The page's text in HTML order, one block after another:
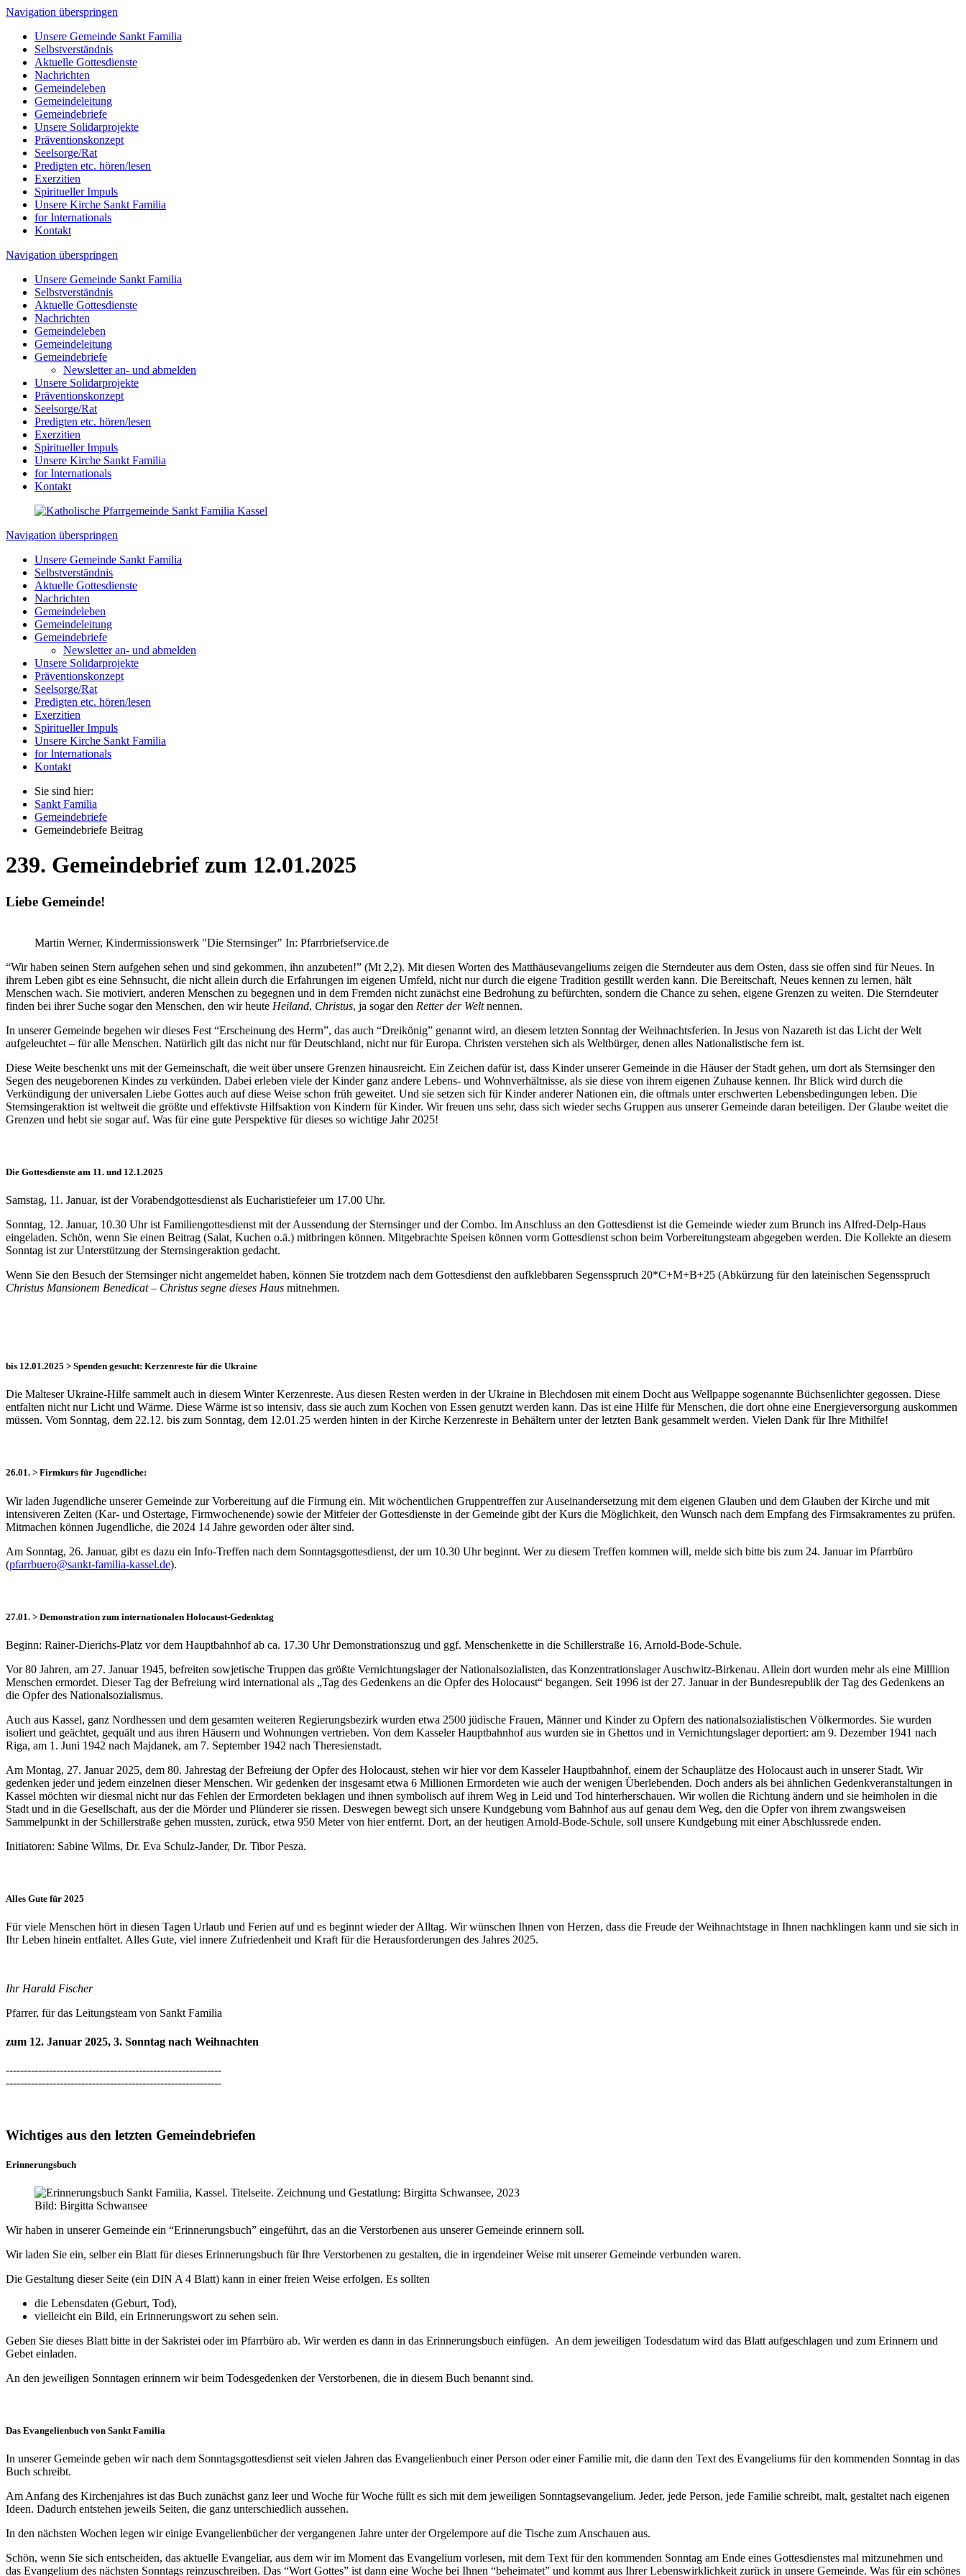
Navigation überspringen
Unsere Gemeinde Sankt Familia
Selbstverständnis
Aktuelle Gottesdienste
Nachrichten
Gemeindeleben
Gemeindeleitung
Gemeindebriefe
Unsere Solidarprojekte
Präventionskonzept
Seelsorge/Rat
Predigten etc. hören/lesen
Exerzitien
Spiritueller Impuls
Unsere Kirche Sankt Familia
for Internationals
Kontakt
Navigation überspringen
Unsere Gemeinde Sankt Familia
Selbstverständnis
Aktuelle Gottesdienste
Nachrichten
Gemeindeleben
Gemeindeleitung
Gemeindebriefe
Newsletter an- und abmelden
Unsere Solidarprojekte
Präventionskonzept
Seelsorge/Rat
Predigten etc. hören/lesen
Exerzitien
Spiritueller Impuls
Unsere Kirche Sankt Familia
for Internationals
Kontakt
Navigation überspringen
Unsere Gemeinde Sankt Familia
Selbstverständnis
Aktuelle Gottesdienste
Nachrichten
Gemeindeleben
Gemeindeleitung
Gemeindebriefe
Newsletter an- und abmelden
Unsere Solidarprojekte
Präventionskonzept
Seelsorge/Rat
Predigten etc. hören/lesen
Exerzitien
Spiritueller Impuls
Unsere Kirche Sankt Familia
for Internationals
Kontakt
Sie sind hier:
Sankt Familia
Gemeindebriefe
Gemeindebriefe Beitrag
239. Gemeindebrief zum 12.01.2025
Liebe Gemeinde!
Martin Werner, Kindermissionswerk "Die Sternsinger" In: Pfarrbriefservice.de
“Wir haben seinen Stern aufgehen sehen und sind gekommen, ihn anzubeten!” (Mt 2,2). Mit diesen Worten des Matthäusevangeliums zeigen die Sterndeuter aus dem Osten, dass sie offen sind für Neues. In
ihrem Leben gibt es eine Sehnsucht, die nicht allein durch die Erfahrungen im eigenen Umfeld, nicht nur durch die eigene Tradition gestillt werden kann. Die Bereitschaft, Neues kennen zu lernen, hält
Menschen wach. Sie motiviert, anderen Menschen zu begegnen und in dem Fremden nicht zunächst eine Bedrohung zu befürchten, sondern die Chance zu sehen, eigene Grenzen zu weiten. Die Sterndeuter
finden bei ihrer Suche sogar den Menschen, den wir heute Heiland, Christus, ja sogar den Retter der Weltnennen.
In unserer Gemeinde begehen wir dieses Fest “Erscheinung des Herrn”, das auch “Dreikönig” genannt wird, an diesem letzten Sonntag der Weihnachtsferien. In Jesus von Nazareth ist das Licht der Welt
aufgeleuchtet – für alle Menschen. Natürlich gilt das nicht nur für Deutschland, nicht nur für Europa. Christen verstehen sich als Weltbürger, denen alles Nationalistische fern ist.
Diese Weite beschenkt uns mit der Gemeinschaft, die weit über unsere Grenzen hinausreicht. Ein Zeichen dafür ist, dass Kinder unserer Gemeinde in die Häuser der Stadt gehen, um dort als Sternsinger den
Segen des neugeborenen Kindes zu verkünden. Dabei erleben viele der Kinder ganz andere Lebens- und Wohnverhältnisse, als sie diese von ihrem eigenen Zuhause kennen. Ihr Blick wird durch die
Verkündigung der universalen Liebe Gottes auch auf diese Weise schon früh geweitet. Und sie setzen sich für Kinder anderer Nationen ein, die oftmals unter erschwerten Lebensbedingungen leben. Die
Sternsingeraktion ist weltweit die größte und effektivste Hilfsaktion von Kindern für Kinder. Wir freuen uns sehr, dass sich wieder sechs Gruppen aus unserer Gemeinde daran beteiligen. Der Glaube weitet die
Grenzen und hebt sie sogar auf. Was für eine gute Perspektive für dieses so wichtige Jahr 2025!
Die Gottesdienste am 11. und 12.1.2025
Samstag, 11. Januar, ist der Vorabendgottesdienst als Eucharistiefeier um 17.00 Uhr.
Sonntag, 12. Januar, 10.30 Uhr ist Familiengottesdienst mit der Aussendung der Sternsinger und der Combo. Im Anschluss an den Gottesdienst ist die Gemeinde wieder zum Brunch ins Alfred-Delp-Haus
eingeladen. Schön, wenn Sie einen Beitrag (Salat, Kuchen o.ä.) mitbringen können. Mitgebrachte Speisen können vorm Gottesdienst schon beim Vorbereitungsteam abgegeben werden. Die Kollekte an diesem
Sonntag ist zur Unterstützung der Sternsingeraktion gedacht.
Wenn Sie den Besuch der Sternsinger nicht angemeldet haben, können Sie trotzdem nach dem Gottesdienst den aufklebbaren Segensspruch 20*C+M+B+25 (Abkürzung für den lateinischen Segensspruch
Christus Mansionem Benedicat – Christus segne dieses Haus mitnehmen.
bis 12.01.2025 > Spenden gesucht: Kerzenreste für die Ukraine
Die Malteser Ukraine-Hilfe sammelt auch in diesem Winter Kerzenreste. Aus diesen Resten werden in der Ukraine in Blechdosen mit einem Docht aus Wellpappe sogenannte Büchsenlichter gegossen. Diese
entfalten nicht nur Licht und Wärme. Diese Wärme ist so intensiv, dass sie auch zum Kochen von Essen genutzt werden kann. Das ist eine Hilfe für Menschen, die dort ohne eine Energieversorgung auskommen
müssen. Vom Sonntag, dem 22.12. bis zum Sonntag, dem 12.01.25 werden hinten in der Kirche Kerzenreste in Behältern unter der letzten Bank gesammelt werden. Vielen Dank für Ihre Mithilfe!
26.01. > Firmkurs für Jugendliche:
Wir laden Jugendliche unserer Gemeinde zur Vorbereitung auf die Firmung ein. Mit wöchentlichen Gruppentreffen zur Auseinandersetzung mit dem eigenen Glauben und dem Glauben der Kirche und mit
intensiveren Zeiten (Kar- und Ostertage, Firmwochenende) sowie der Mitfeier der Gottesdienste in der Gemeinde gibt der Kurs die Möglichkeit, den Wunsch nach dem Empfang des Firmsakramentes zu prüfen.
Mitmachen können Jugendliche, die 2024 14 Jahre geworden oder älter sind.
Am Sonntag, 26. Januar, gibt es dazu ein Info-Treffen nach dem Sonntagsgottesdienst, der um 10.30 Uhr beginnt. Wer zu diesem Treffen kommen will, melde sich bitte bis zum 24. Januar im Pfarrbüro
(pfarrbuero@sankt-familia-kassel.de).
27.01. > Demonstration zum internationalen Holocaust-Gedenktag
Beginn: Rainer-Dierichs-Platz vor dem Hauptbahnhof ab ca. 17.30 Uhr Demonstrationszug und ggf. Menschenkette in die Schillerstraße 16, Arnold-Bode-Schule.
Vor 80 Jahren, am 27. Januar 1945, befreiten sowjetische Truppen das größte Vernichtungslager der Nationalsozialisten, das Konzentrationslager Auschwitz-Birkenau. Allein dort wurden mehr als eine Milllion
Menschen ermordet. Dieser Tag der Befreiung wird international als „Tag des Gedenkens an die Opfer des Holocaust“ begangen. Seit 1996 ist der 27. Januar in der Bundesrepublik der Tag des Gedenkens an
die Opfer des Nationalsozialismus.
Auch aus Kassel, ganz Nordhessen und dem gesamten weiteren Regierungsbezirk wurden etwa 2500 jüdische Frauen, Männer und Kinder zu Opfern des nationalsozialistischen Völkermordes. Sie wurden
isoliert und geächtet, gequält und aus ihren Häusern und Wohnungen vertrieben. Von dem Kasseler Hauptbahnhof aus wurden sie in Ghettos und in Vernichtungslager deportiert: am 9. Dezember 1941 nach
Riga, am 1. Juni 1942 nach Majdanek, am 7. September 1942 nach Theresienstadt.
Am Montag, 27. Januar 2025, dem 80. Jahrestag der Befreiung der Opfer des Holocaust, stehen wir hier vor dem Kasseler Hauptbahnhof, einem der Schauplätze des Holocaust auch in unserer Stadt. Wir
gedenken jeder und jedem einzelnen dieser Menschen. Wir gedenken der insgesamt etwa 6 Millionen Ermordeten wie auch der wenigen Überlebenden. Doch anders als bei ähnlichen Gedenkveranstaltungen in
Kassel möchten wir diesmal nicht nur das Fehlen der Ermordeten beklagen und ihnen symbolisch auf ihrem Weg in Leid und Tod hinterherschauen. Wir wollen die Richtung ändern und sie heimholen in die
Stadt und in die Gesellschaft, aus der die Mörder und Plünderer sie rissen. Deswegen bewegt sich unsere Kundgebung vom Bahnhof aus auf genau dem Weg, den die Opfer von ihrem zwangsweisen
Sammelpunkt in der Schillerstraße gehen mussten, zurück, etwa 950 Meter von hier entfernt. Dort, an der heutigen Arnold-Bode-Schule, soll unsere Kundgebung mit einer Abschlussrede enden.
Initiatoren: Sabine Wilms, Dr. Eva Schulz-Jander, Dr. Tibor Pesza.
Alles Gute für 2025
Für viele Menschen hört in diesen Tagen Urlaub und Ferien auf und es beginnt wieder der Alltag. Wir wünschen Ihnen von Herzen, dass die Freude der Weihnachtstage in Ihnen nachklingen kann und sie sich in
Ihr Leben hinein entfaltet. Alles Gute, viel innere Zufriedenheit und Kraft für die Herausforderungen des Jahres 2025.
Ihr Harald Fischer
Pfarrer, für das Leitungsteam von Sankt Familia
zum 12. Januar 2025, 3. Sonntag nach Weihnachten
------------------------------------------------------------
------------------------------------------------------------
Wichtiges aus den letzten Gemeindebriefen
Erinnerungsbuch
Bild: Birgitta Schwansee
Wir haben in unserer Gemeinde ein “Erinnerungsbuch” eingeführt, das an die Verstorbenen aus unserer Gemeinde erinnern soll.
Wir laden Sie ein, selber ein Blatt für dieses Erinnerungsbuch für Ihre Verstorbenen zu gestalten, die in irgendeiner Weise mit unserer Gemeinde verbunden waren.
Die Gestaltung dieser Seite (ein DIN A 4 Blatt) kann in einer freien Weise erfolgen. Es sollten
die Lebensdaten (Geburt, Tod),
vielleicht ein Bild, ein Erinnerungswort zu sehen sein.
Geben Sie dieses Blatt bitte in der Sakristei oder im Pfarrbüro ab. Wir werden es dann in das Erinnerungsbuch einfügen. An dem jeweiligen Todesdatum wird das Blatt aufgeschlagen und zum Erinnern und
Gebet einladen.
An den jeweiligen Sonntagen erinnern wir beim Todesgedenken der Verstorbenen, die in diesem Buch benannt sind.
Das Evangelienbuch von Sankt Familia
In unserer Gemeinde geben wir nach dem Sonntagsgottesdienst seit vielen Jahren das Evangelienbuch einer Person oder einer Familie mit, die dann den Text des Evangeliums für den kommenden Sonntag in das
Buch schreibt.
Am Anfang des Kirchenjahres ist das Buch zunächst ganz leer und Woche für Woche füllt es sich mit dem jeweiligen Sonntagsevangelium. Jeder, jede Person, jede Familie schreibt, malt, gestaltet nach eigenen
Ideen. Dadurch entstehen jeweils Seiten, die ganz unterschiedlich aussehen.
In den nächsten Wochen legen wir einige Evangelienbücher der vergangenen Jahre unter der Orgelempore auf die Tische zum Anschauen aus.
Schön, wenn Sie sich entscheiden, das aktuelle Evangeliar, aus dem wir im Moment das Evangelium vorlesen, mit dem Text für den kommenden Sonntag am Ende eines Gottesdienstes mal mitzunehmen und
das Evangelium des nächsten Sonntags reinzuschreiben. Das “Wort Gottes” ist dann eine Woche bei Ihnen “beheimatet” und kommt aus Ihrer Lebenswirklichkeit zurück in unsere Gemeinde. Was für ein schönes